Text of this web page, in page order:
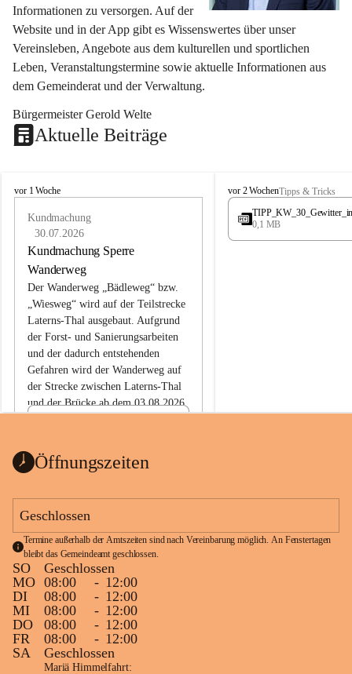
Informationen zu versorgen. Auf der
Website und in der App gibt es Wissenswertes über unser
Vereinsleben, Angebote aus dem kulturellen und sportlichen
Leben, Veranstaltungstermine sowie aktuelle Informationen aus
dem Gemeinderat und der Verwaltung.
Bürgermeister Gerold Welte
Aktuelle Beiträge
L
vor 1 Woche
Kundmachung
30.07.2026
Kundmachung Sperre
Wanderweg
Der Wanderweg „Bädleweg“ bzw.
„Wiesweg“ wird auf der Teilstrecke
Laterns-Thal ausgebaut. Aufgrund
der Forst- und Sanierungsarbeiten
und der dadurch entstehenden
Gefahren wird der Wanderweg auf
der Strecke zwischen Laterns-Thal
und der Brücke ab dem 03.08.2026
ht
1 Seite•0,1 MB
L
a
e
vor 2 WochenTipps & Tricks
0,1 MB
Öffnungszeiten
Geschlossen
Termine außerhalb der Amtszeiten sind nach Vereinbarung möglich. An Fenstertagen
bleibt das Gemeindeamt geschlossen.
SO
Geschlossen
MO 08:00 - 12:00
DI
08:00 - 12:00
MI
08:00 - 12:00
DO
08:00 - 12:00
FR
08:00 - 12:00
SA
Geschlossen
Mariä Himmelfahrt: